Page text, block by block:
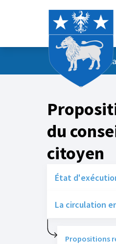
AccueilMenu
/ Vos
du
citoyen
État
La circulation
Propositions